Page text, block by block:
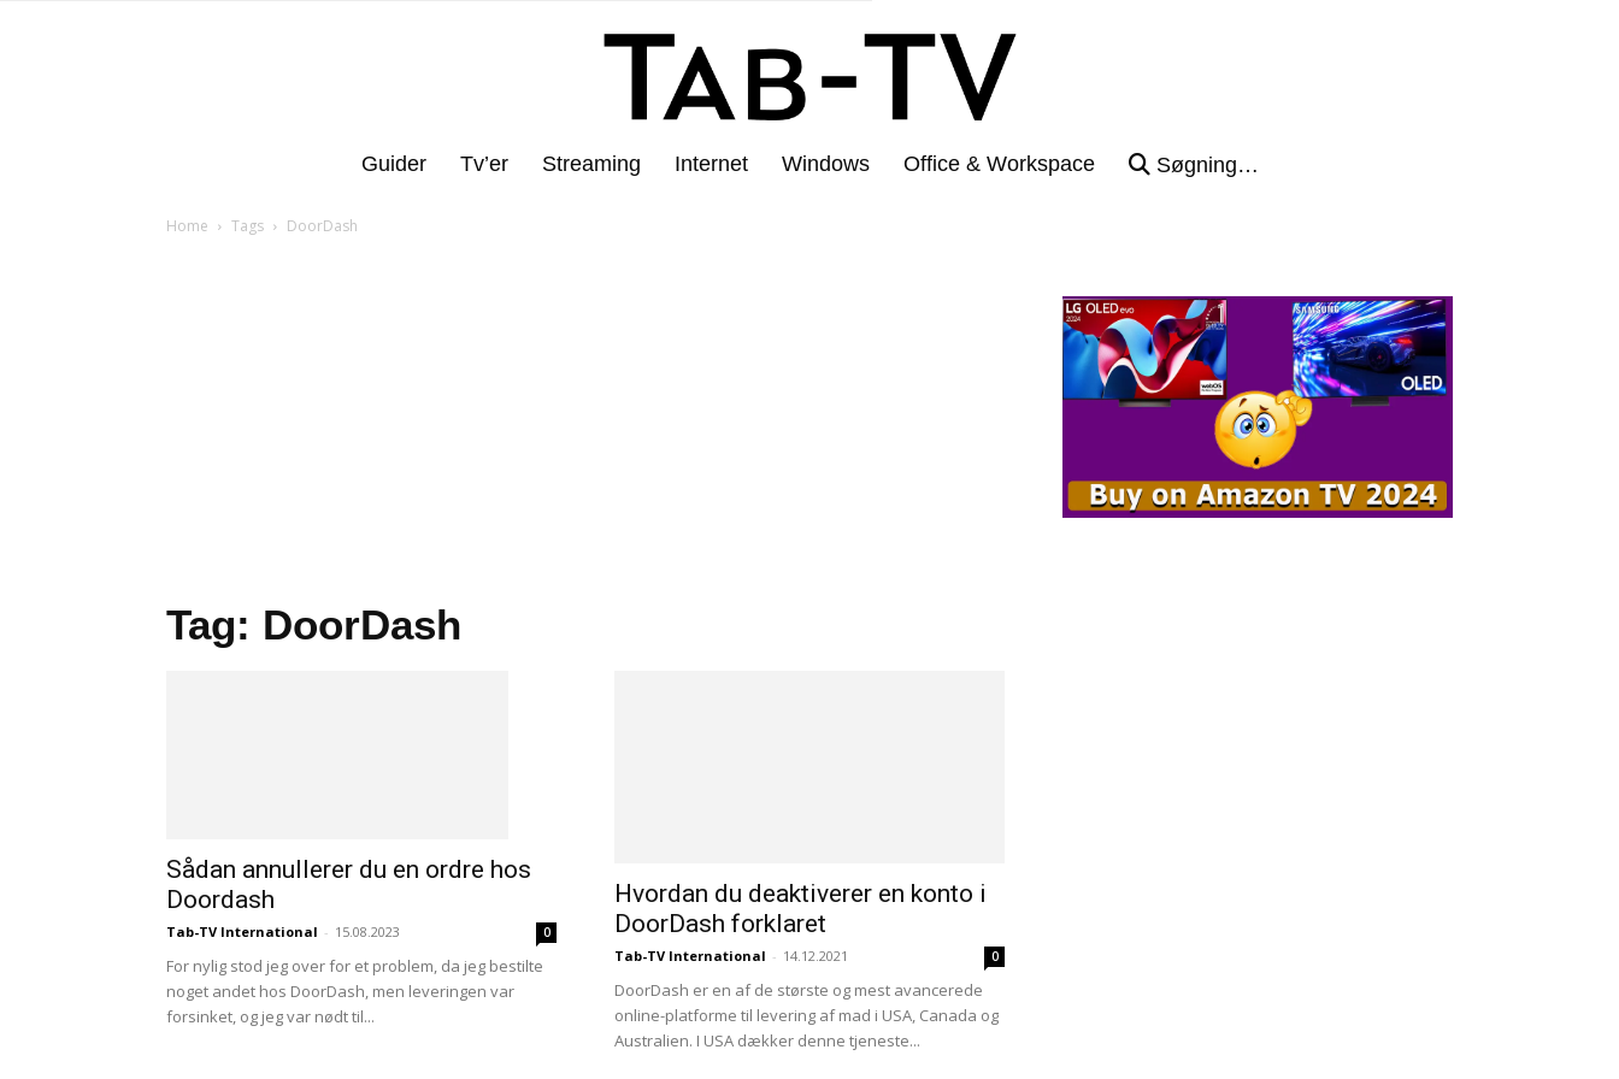
Guider Tv’er Streaming Internet Windows Office & Workspace Søgning…
Home Tags DoorDash
Tag: DoorDash
Sådan annullerer du en ordre hos
Doordash
Tab-TV International - 15.08.2023 0
For nylig stod jeg over for et problem, da jeg bestilte
noget andet hos DoorDash, men leveringen var
forsinket, og jeg var nødt til...
Hvordan du deaktiverer en konto i
DoorDash forklaret
Tab-TV International - 14.12.2021 0
DoorDash er en af de største og mest avancerede
online-platforme til levering af mad i USA, Canada og
Australien. I USA dækker denne tjeneste...